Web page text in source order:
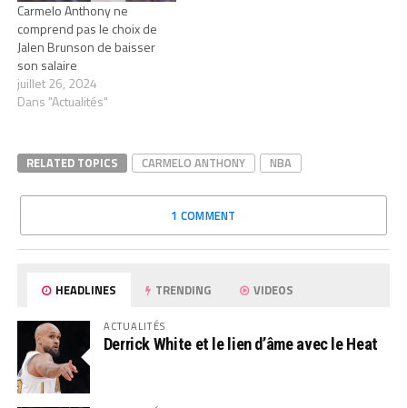
Carmelo Anthony ne
comprend pas le choix de
Jalen Brunson de baisser
son salaire
juillet 26, 2024
Dans "Actualités"
RELATED TOPICS CARMELO ANTHONY NBA
1 COMMENT
HEADLINES TRENDING VIDEOS
ACTUALITÉS
Derrick White et le lien d’âme avec le Heat